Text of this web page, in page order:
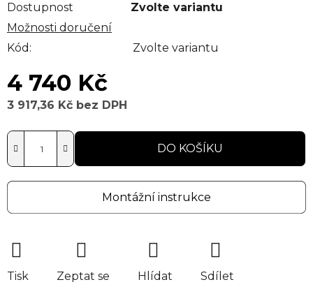
Dostupnost
Zvolte variantu
Možnosti doručení
Kód:
Zvolte variantu
4 740 Kč
3 917,36 Kč bez DPH
DO KOŠÍKU
Montážní instrukce
Tisk Zeptat se Hlídat Sdílet